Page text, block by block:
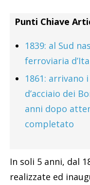
Punti Chiave
1839: al Sud
ferroviaria
1861: arrivano
d’acciaio dei
anni dopo
completato
In soli 5 anni, dal
realizzate ed